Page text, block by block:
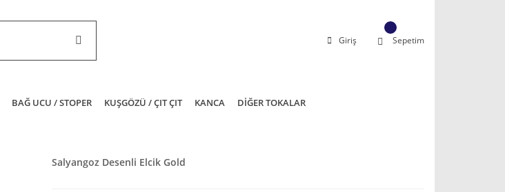
Giriş Sepetim
BAĞ UCU / STOPER KUŞGÖZÜ / ÇIT ÇIT KANCA DİĞER TOKALAR
Salyangoz Desenli Elcik Gold